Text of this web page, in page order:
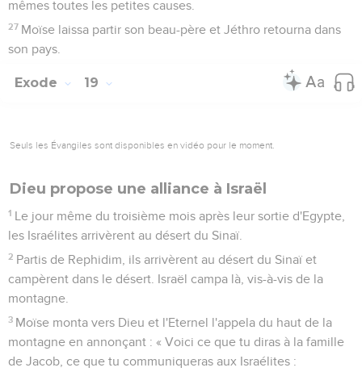
mêmes toutes les petites causes.
27 Moïse laissa partir son beau-père et Jéthro retourna dans
son pays.
Exode 19
Seuls les Évangiles sont disponibles en vidéo pour le moment.
Dieu propose une alliance à Israël
1 Le jour même du troisième mois après leur sortie d'Egypte,
les Israélites arrivèrent au désert du Sinaï.
2 Partis de Rephidim, ils arrivèrent au désert du Sinaï et
campèrent dans le désert. Israël campa là, vis-à-vis de la
montagne.
3 Moïse monta vers Dieu et l'Eternel l'appela du haut de la
montagne en annonçant : « Voici ce que tu diras à la famille
de Jacob, ce que tu communiqueras aux Israélites :